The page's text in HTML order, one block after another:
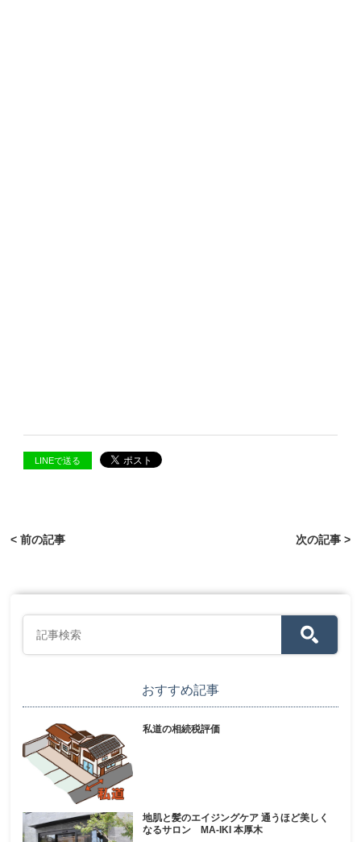
LINEで送る
< 前の記事 次の記事 >
おすすめ記事
私道の相続税評価
地肌と髪のエイジングケア 通うほど美しく
なるサロン MA-IKI 本厚木